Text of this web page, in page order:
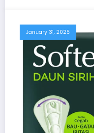
January 31, 2025